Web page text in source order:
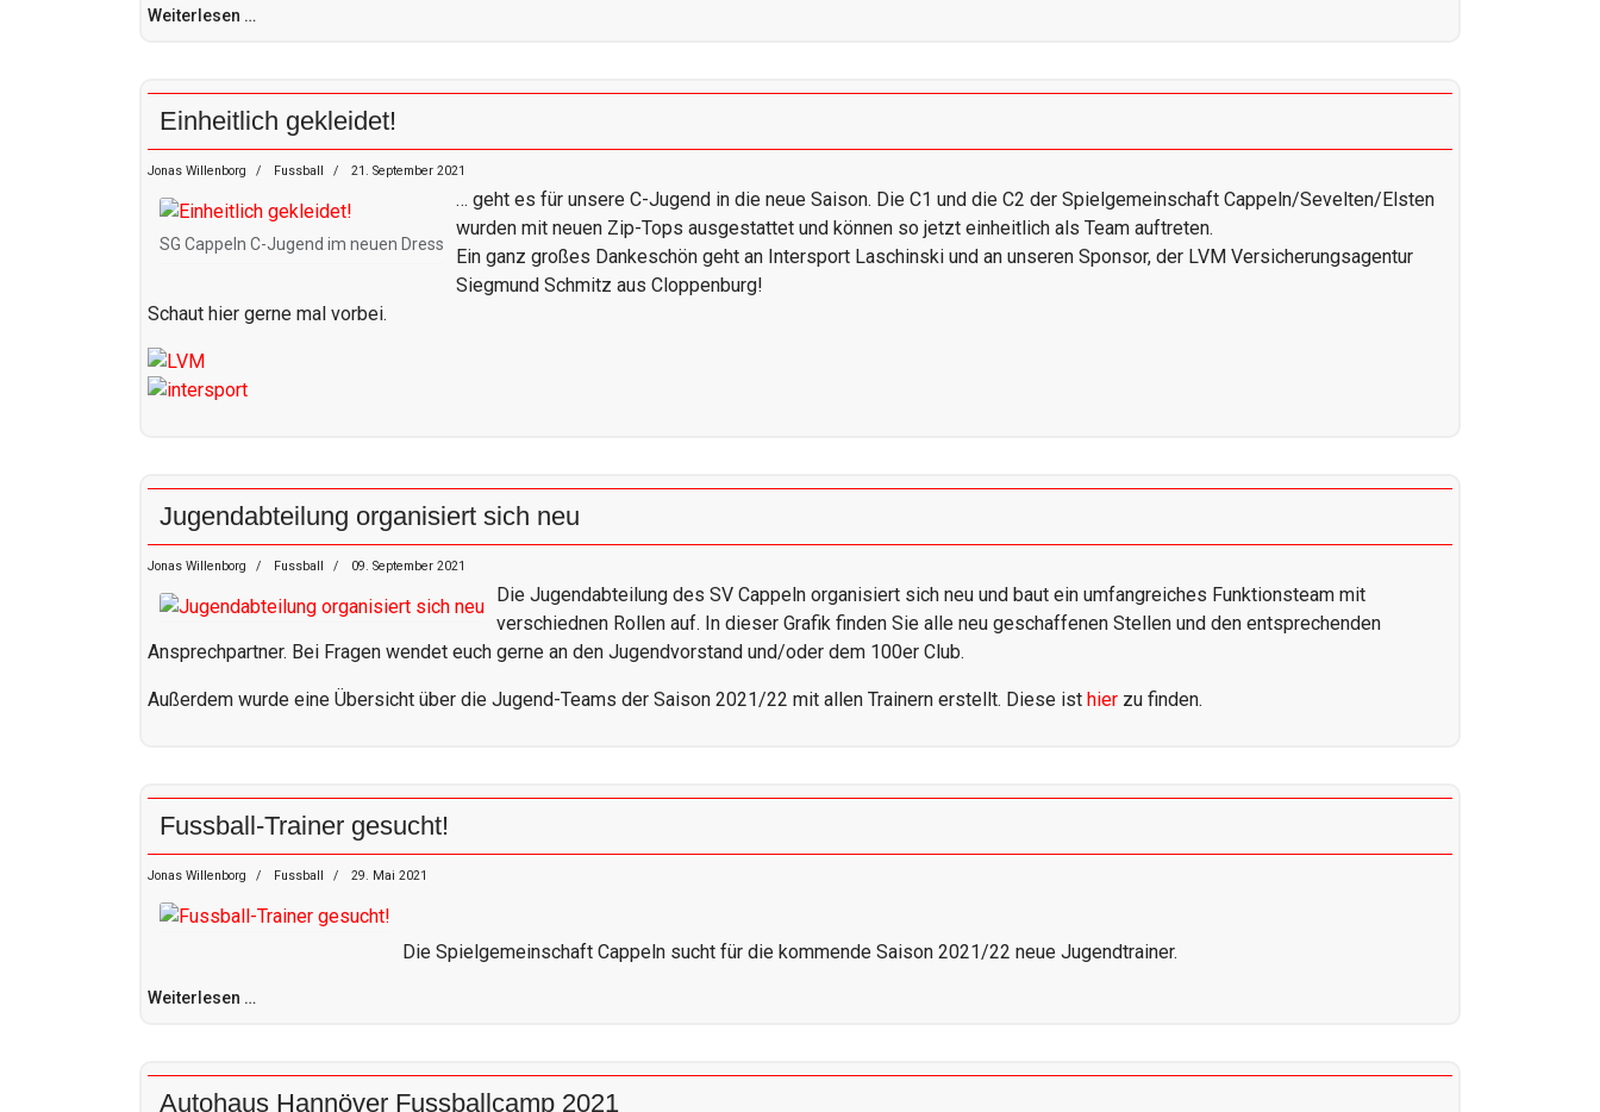
Weiterlesen …
Einheitlich gekleidet!
Jonas Willenborg Fussball 21. September 2021
SG Cappeln C-Jugend im neuen Dress
… geht es für unsere C-Jugend in die neue Saison. Die C1 und die C2 der Spielgemeinschaft Cappeln/Sevelten/Elsten
wurden mit neuen Zip-Tops ausgestattet und können so jetzt einheitlich als Team auftreten.
Ein ganz großes Dankeschön geht an Intersport Laschinski und an unseren Sponsor, der LVM Versicherungsagentur
Siegmund Schmitz aus Cloppenburg!
Schaut hier gerne mal vorbei.
Jugendabteilung organisiert sich neu
Jonas Willenborg Fussball 09. September 2021
Die Jugendabteilung des SV Cappeln organisiert sich neu und baut ein umfangreiches Funktionsteam mit
verschiednen Rollen auf. In dieser Grafik finden Sie alle neu geschaffenen Stellen und den entsprechenden
Ansprechpartner. Bei Fragen wendet euch gerne an den Jugendvorstand und/oder dem 100er Club.
Außerdem wurde eine Übersicht über die Jugend-Teams der Saison 2021/22 mit allen Trainern erstellt. Diese ist hier zu finden.
Fussball-Trainer gesucht!
Jonas Willenborg Fussball 29. Mai 2021
Die Spielgemeinschaft Cappeln sucht für die kommende Saison 2021/22 neue Jugendtrainer.
Weiterlesen …
Autohaus Hannöver Fussballcamp 2021